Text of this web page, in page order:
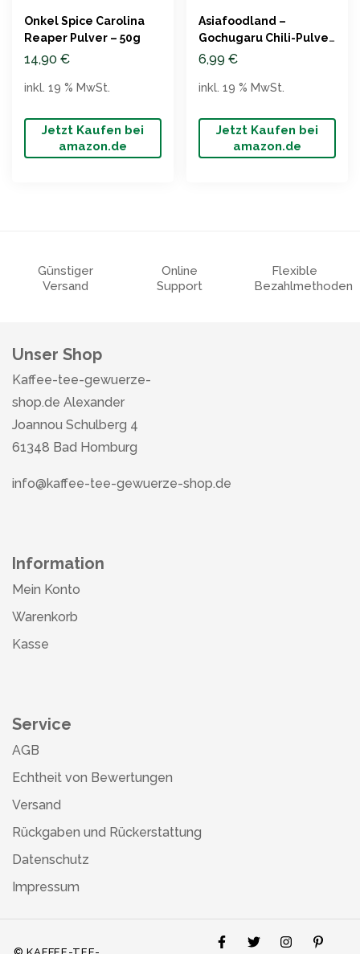
Onkel Spice Carolina
Reaper Pulver – 50g
14,90 €
Jetzt Kaufen bei
amazon.de
inkl. 19 % MwSt.
Asiafoodland –
Gochugaru Chili-Pulver,
100g Packung
6,99 €
Jetzt Kaufen bei
amazon.de
inkl. 19 % MwSt.
Günstiger
Versand
Online
Support
Flexible
Bezahlmethoden
Unser Shop
Kaffee-tee-gewuerze-
shop.de Alexander
Joannou Schulberg 4
61348 Bad Homburg
info@kaffee-tee-gewuerze-shop.de
Information
Mein Konto
Warenkorb
Kasse
Service
AGB
Echtheit von Bewertungen
Versand
Rückgaben und Rückerstattung
Datenschutz
Impressum